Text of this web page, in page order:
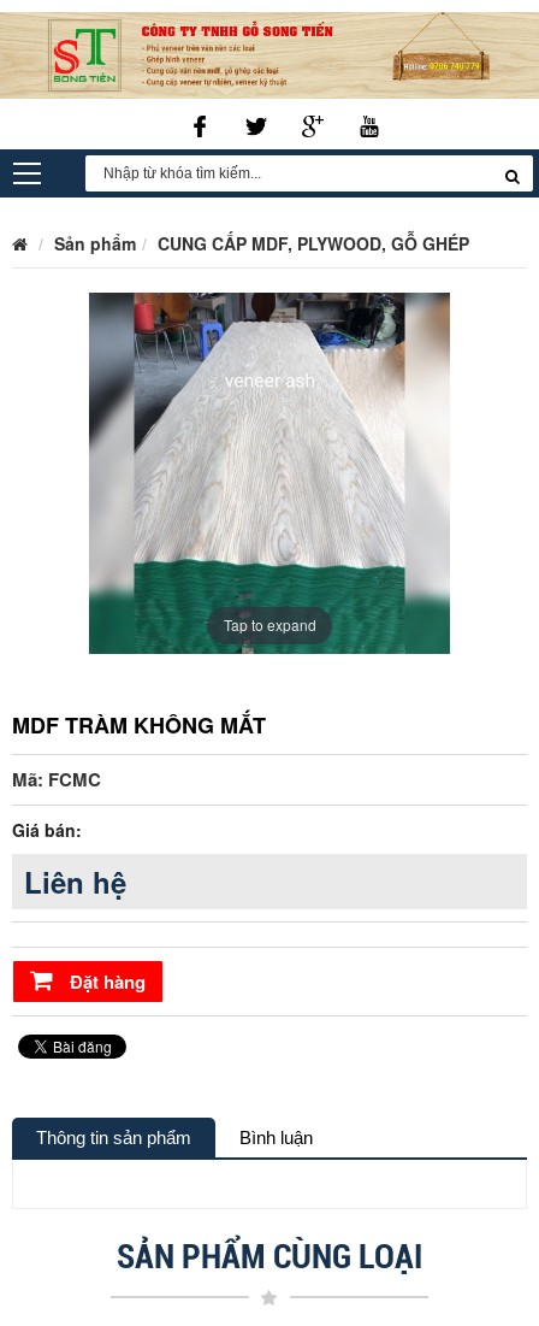
Sản phẩm CUNG CẤP MDF, PLYWOOD, GỖ GHÉP
Tap to expand
MDF TRÀM KHÔNG MẮT
Mã: FCMC
Giá bán:
Liên hệ
Đặt hàng
Thông tin sản phẩm Bình luận
SẢN PHẨM CÙNG LOẠI